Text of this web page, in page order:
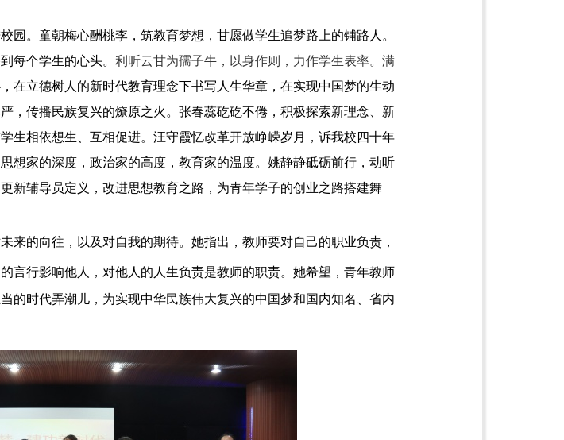
园。童朝梅心酬桃李，筑教育梦想，甘愿做学生追梦路上的铺路人。
每个学生的心头。 利昕云甘为孺子牛，以身作则，力作学生表率。满
在立德树人的新时代教育理念下书写人生华章，在实现中国梦的生动
，传播民族复兴的燎原之火 。张春蕊矻矻不倦，积极探索新理念、新
生相依想生、互相促进。汪守霞忆改革开放峥嵘岁月，诉我校四十年
想家的深度，政治家的高度，教育家的温度。姚静静砥砺前行，动听
新辅导员定义，改进思想教育之路，为青年学子的创业之路搭建舞
来的向往，以及对自我的期待。她指出，教师要对自己的职业负责，
言行影响他人，对他人的人生负责是教师的职责。 她希望， 青年教师
的时代弄潮儿，为实现中华民族伟大复兴的中国梦和国内知名、省内